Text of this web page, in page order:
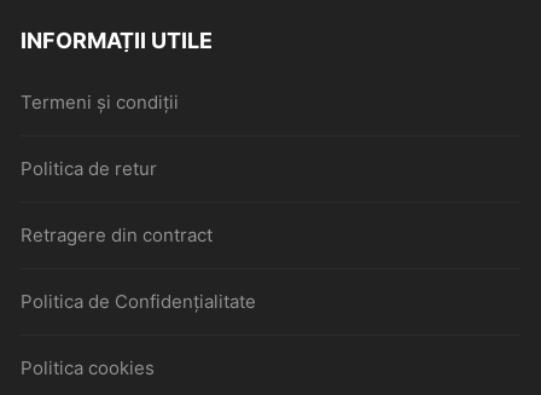
INFORMAȚII UTILE
Termeni și condiții
Politica de retur
Retragere din contract
Politica de Confidențialitate
Politica cookies